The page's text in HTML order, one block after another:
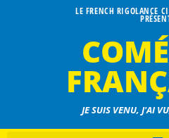
LE FRENCH RIGOLANCE
JE SUIS VENU, J'AI